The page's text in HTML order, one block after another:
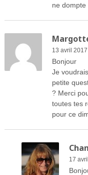
ne dompte
13 avril 2017
Bonjour
Je
petite
? Merci
toutes tes
pour ce
17